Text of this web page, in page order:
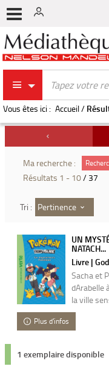
Vous êtes ici : Accueil/
Ma recherche :
Résultats 1 - 10/ 37
Tri : Pertinence
UN
NATACH...
Livre |
Sacha et
dArabelle
la ville
Plus d'infos
1 exemplaire disponible